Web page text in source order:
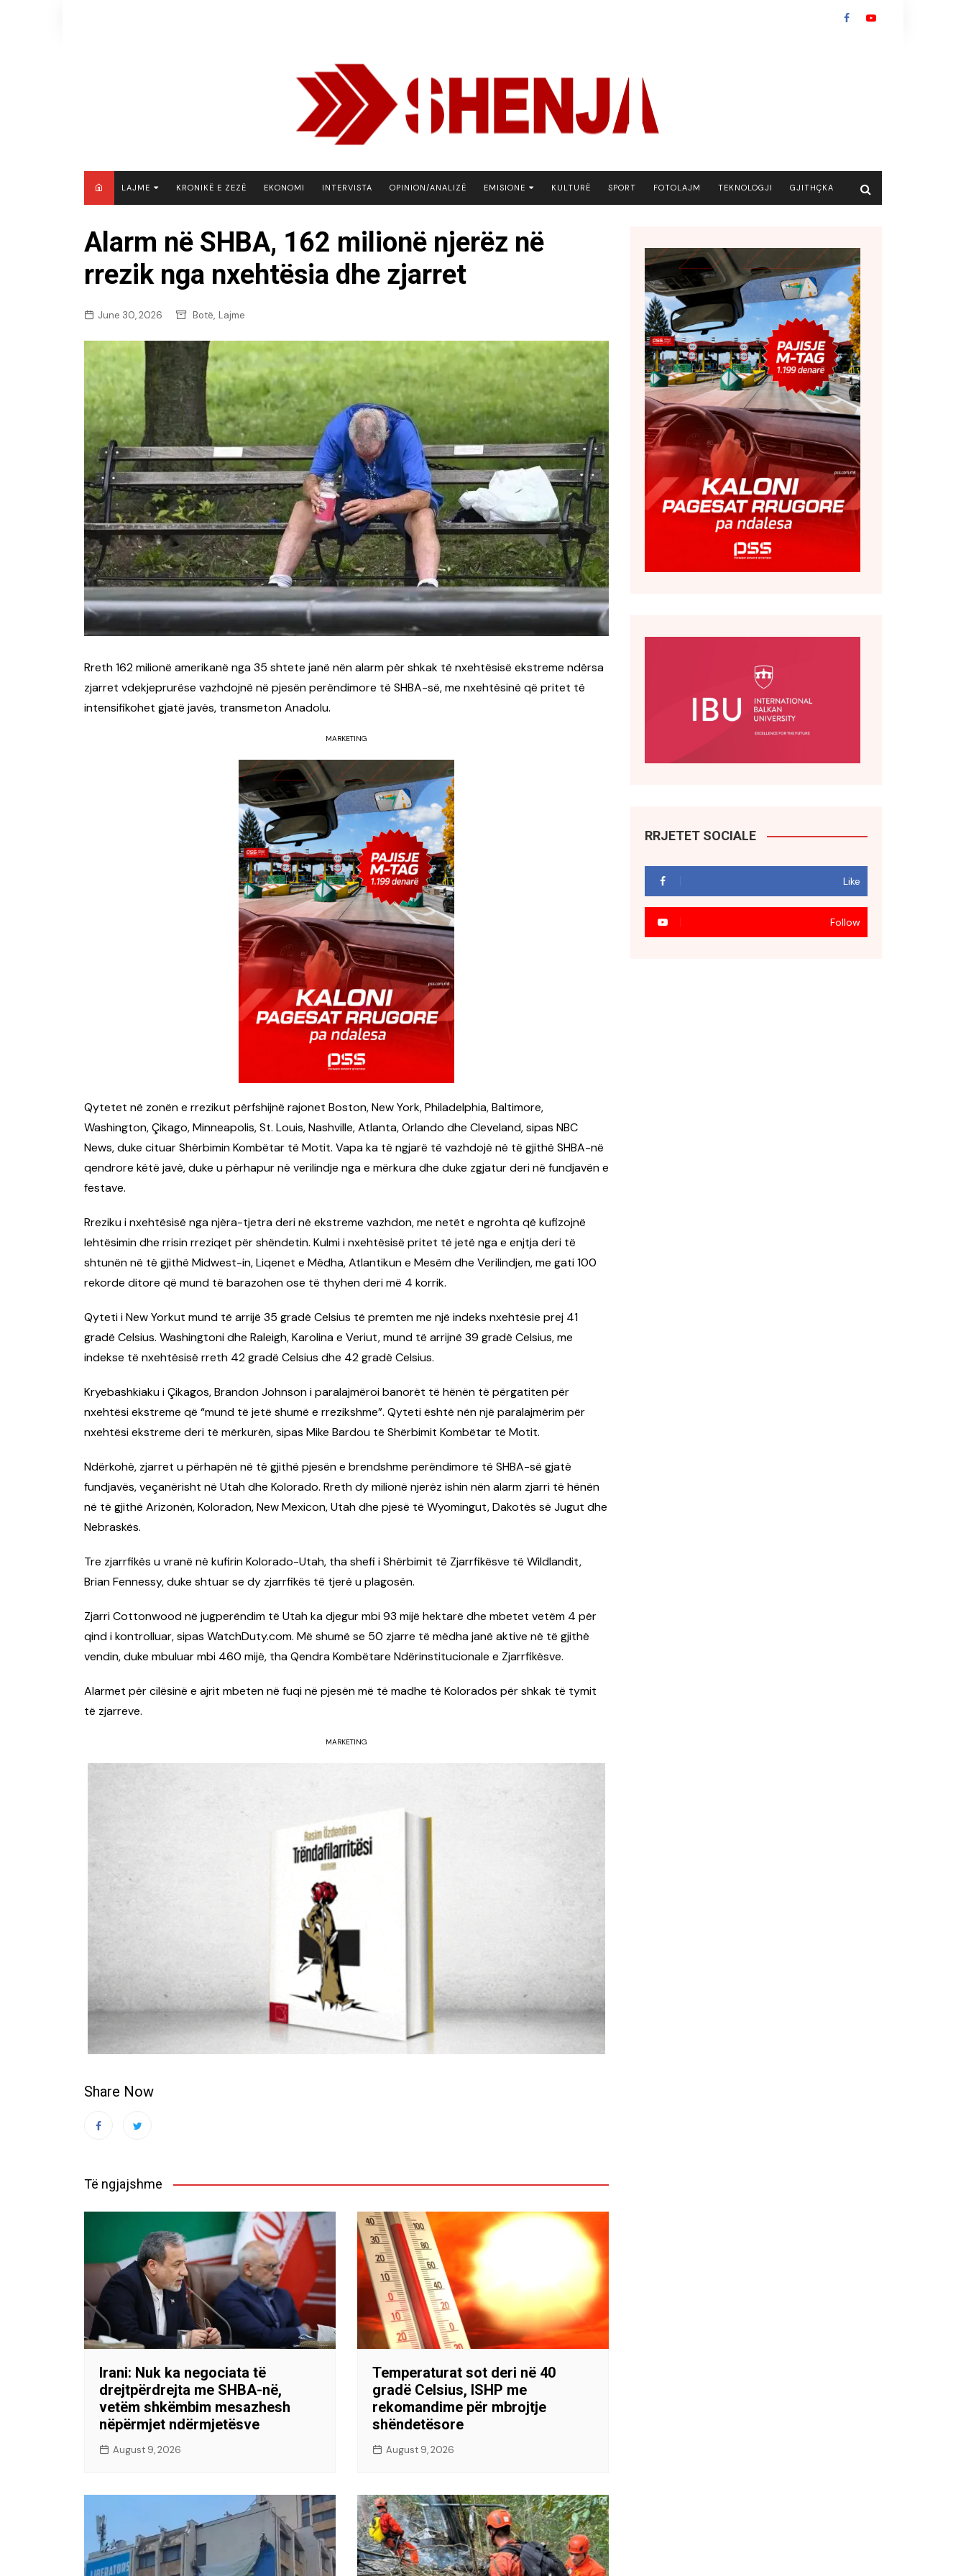
LAJME
KOSOVË
SHQIPËRI
BOTË
KRONIKË E ZEZË EKONOMI INTERVISTA OPINION/ANALIZË EMISIONE
BOTA NE FOKUS
GJURMË
INTERVISTA EMISION
KONAKU
KU E KISHIM FJALEN
LIGJERATE FETARE
PARADITE ME NE
PIKËPAMJE
RECETA E DITES
RELAKS
RETRO JAVORE
KULTURË SPORT FOTOLAJM TEKNOLOGJI GJITHÇKA
Alarm në SHBA, 162 milionë njerëz në
rrezik nga nxehtësia dhe zjarret
June 30, 2026 Botë, Lajme
Rreth 162 milionë amerikanë nga 35 shtete janë nën alarm për shkak të nxehtësisë ekstreme ndërsa
zjarret vdekjeprurëse vazhdojnë në pjesën perëndimore të SHBA-së, me nxehtësinë që pritet të
intensifikohet gjatë javës, transmeton Anadolu.
MARKETING
Qytetet në zonën e rrezikut përfshijnë rajonet Boston, New York, Philadelphia, Baltimore,
Washington, Çikago, Minneapolis, St. Louis, Nashville, Atlanta, Orlando dhe Cleveland, sipas NBC
News, duke cituar Shërbimin Kombëtar të Motit. Vapa ka të ngjarë të vazhdojë në të gjithë SHBA-në
qendrore këtë javë, duke u përhapur në verilindje nga e mërkura dhe duke zgjatur deri në fundjavën e
festave.
Rreziku i nxehtësisë nga njëra-tjetra deri në ekstreme vazhdon, me netët e ngrohta që kufizojnë
lehtësimin dhe rrisin rreziqet për shëndetin. Kulmi i nxehtësisë pritet të jetë nga e enjtja deri të
shtunën në të gjithë Midwest-in, Liqenet e Mëdha, Atlantikun e Mesëm dhe Verilindjen, me gati 100
rekorde ditore që mund të barazohen ose të thyhen deri më 4 korrik.
Qyteti i New Yorkut mund të arrijë 35 gradë Celsius të premten me një indeks nxehtësie prej 41
gradë Celsius. Washingtoni dhe Raleigh, Karolina e Veriut, mund të arrijnë 39 gradë Celsius, me
indekse të nxehtësisë rreth 42 gradë Celsius dhe 42 gradë Celsius.
Kryebashkiaku i Çikagos, Brandon Johnson i paralajmëroi banorët të hënën të përgatiten për
nxehtësi ekstreme që “mund të jetë shumë e rrezikshme”. Qyteti është nën një paralajmërim për
nxehtësi ekstreme deri të mërkurën, sipas Mike Bardou të Shërbimit Kombëtar të Motit.
Ndërkohë, zjarret u përhapën në të gjithë pjesën e brendshme perëndimore të SHBA-së gjatë
fundjavës, veçanërisht në Utah dhe Kolorado. Rreth dy milionë njerëz ishin nën alarm zjarri të hënën
në të gjithë Arizonën, Koloradon, New Mexicon, Utah dhe pjesë të Wyomingut, Dakotës së Jugut dhe
Nebraskës.
Tre zjarrfikës u vranë në kufirin Kolorado-Utah, tha shefi i Shërbimit të Zjarrfikësve të Wildlandit,
Brian Fennessy, duke shtuar se dy zjarrfikës të tjerë u plagosën.
Zjarri Cottonwood në jugperëndim të Utah ka djegur mbi 93 mijë hektarë dhe mbetet vetëm 4 për
qind i kontrolluar, sipas WatchDuty.com. Më shumë se 50 zjarre të mëdha janë aktive në të gjithë
vendin, duke mbuluar mbi 460 mijë, tha Qendra Kombëtare Ndërinstitucionale e Zjarrfikësve.
Alarmet për cilësinë e ajrit mbeten në fuqi në pjesën më të madhe të Kolorados për shkak të tymit
të zjarreve.
MARKETING
Share Now
Të ngjajshme
Irani: Nuk ka negociata të
drejtpërdrejta me SHBA-në,
vetëm shkëmbim mesazhesh
nëpërmjet ndërmjetësve
August 9, 2026
Temperaturat sot deri në 40
gradë Celsius, ISHP me
rekomandime për mbrojtje
shëndetësore
August 9, 2026
RRJETET SOCIALE
Like
Follow